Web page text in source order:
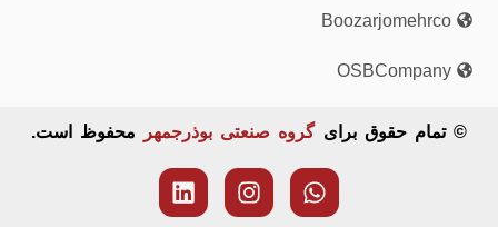
Boozarjomehrco
OSBCompany
© تمام حقوق برایگروه صنعتی بوذرجمهر محفوظ است.